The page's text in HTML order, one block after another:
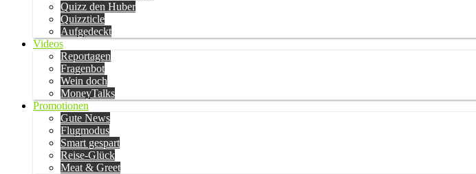
Quizz den Huber
Quizzticle
Aufgedeckt
Videos
Reportagen
Fragenbot
Wein doch
MoneyTalks
Promotionen
Gute News
Flugmodus
Smart gespart
Reise-Glück
Meat & Greet